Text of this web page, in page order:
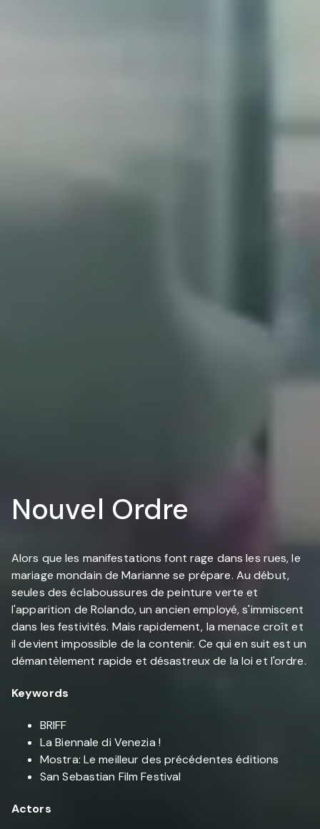
Nouvel Ordre
Alors que les manifestations font rage dans les rues, le
mariage mondain de Marianne se prépare. Au début,
seules des éclaboussures de peinture verte et
l'apparition de Rolando, un ancien employé, s'immiscent
dans les festivités. Mais rapidement, la menace croît et
il devient impossible de la contenir. Ce qui en suit est un
démantèlement rapide et désastreux de la loi et l'ordre.
Keywords
BRIFF
La Biennale di Venezia !
Mostra: Le meilleur des précédentes éditions
San Sebastian Film Festival
Actors